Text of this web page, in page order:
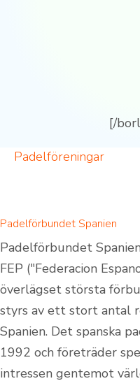
[/
Padelföreningar
Padelförbundet Spanien
Padelförbundet
FEP ("Federacion
överlägset största
styrs av ett stort antal
Spanien. Det spanska
1992 och företräder
intressen gentemot